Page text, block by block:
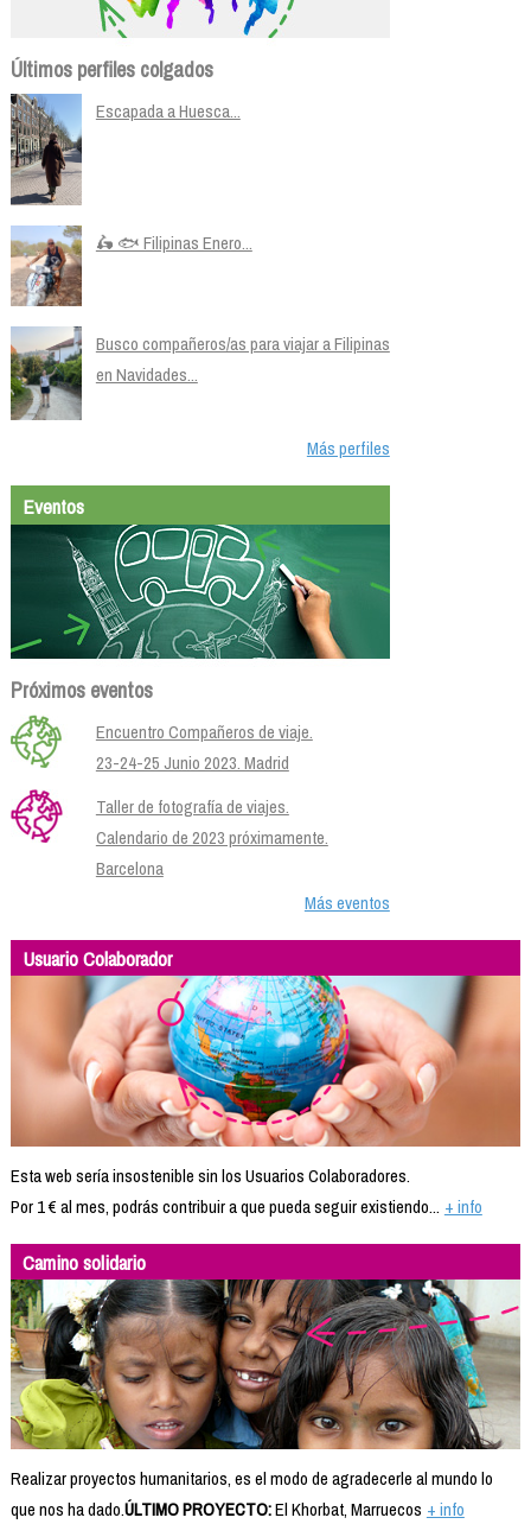
Últimos perfiles colgados
Escapada a Huesca...
🛵 🐟 Filipinas Enero...
Busco compañeros/as para viajar a Filipinas
en Navidades...
Más perfiles
Eventos
Próximos eventos
Encuentro Compañeros de viaje.
23-24-25 Junio 2023. Madrid
Taller de fotografía de viajes.
Calendario de 2023 próximamente.
Barcelona
Más eventos
Usuario Colaborador
Esta web sería insostenible sin los Usuarios Colaboradores.
Por 1 € al mes, podrás contribuir a que pueda seguir existiendo... + info
Camino solidario
Realizar proyectos humanitarios, es el modo de agradecerle al mundo lo
que nos ha dado.ÚLTIMO PROYECTO:El Khorbat, Marruecos + info